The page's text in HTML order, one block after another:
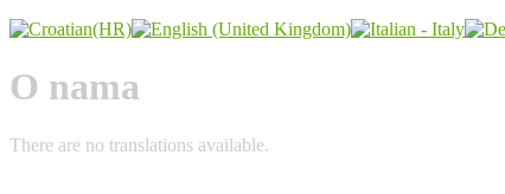
O nama
There are no translations available.